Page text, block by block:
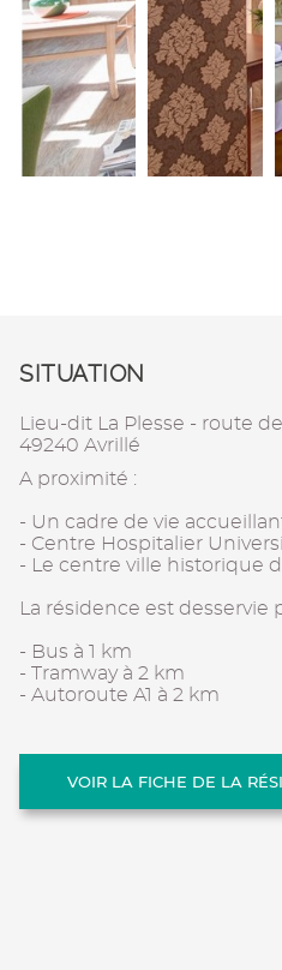
SITUATION
Lieu-dit La Plesse - route
49240 Avrillé
A proximité :
- Un cadre de vie
- Centre Hospitalier
- Le centre ville historique
La résidence est desservie
- Bus à 1 km
- Tramway à 2 km
- Autoroute A1 à 2 km
VOIR LA FICHE DE LA